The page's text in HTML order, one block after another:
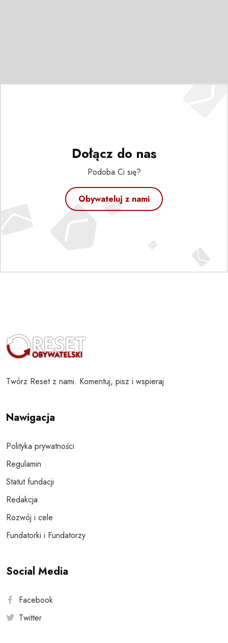
Dołącz do nas
Podoba Ci się?
Obywateluj z nami
Twórz Reset z nami. Komentuj, pisz i wspieraj
Nawigacja
Polityka prywatności
Regulamin
Statut fundacji
Redakcja
Rozwój i cele
Fundatorki i Fundatorzy
Social Media
Facebook
Twitter